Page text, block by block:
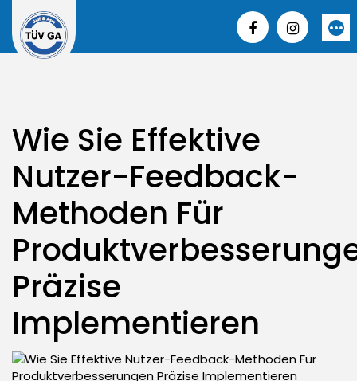
content
More
Wie Sie Effektive
Nutzer-Feedback-
Methoden Für
Präzise
Implementieren